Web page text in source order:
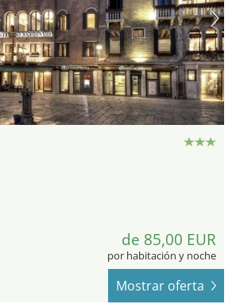
de 85,00 EUR
por habitación y noche
Mostrar oferta